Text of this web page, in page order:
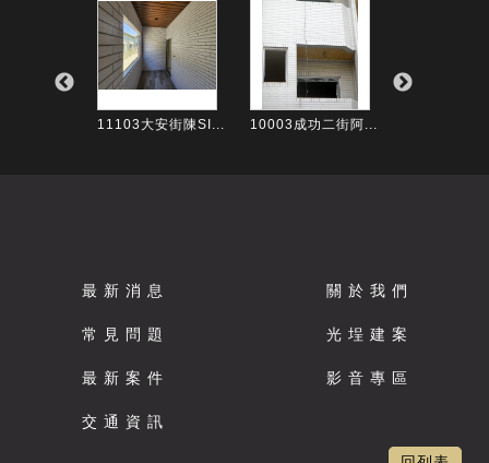
11103大安街陳SI... 10003成功二街阿...
最 新 消 息 關 於 我 們
常 見 問 題 光 埕 建 案
最 新 案 件 影 音 專 區
交 通 資 訊